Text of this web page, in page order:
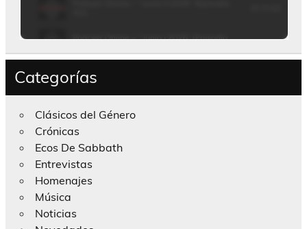
Categorías
Clásicos del Género
Crónicas
Ecos De Sabbath
Entrevistas
Homenajes
Música
Noticias